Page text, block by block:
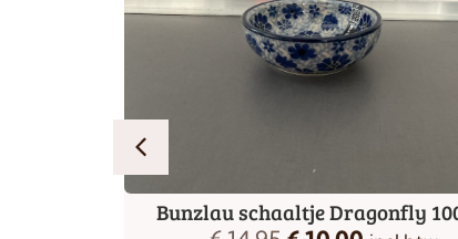
Bunzlau schaaltje Dragonfly